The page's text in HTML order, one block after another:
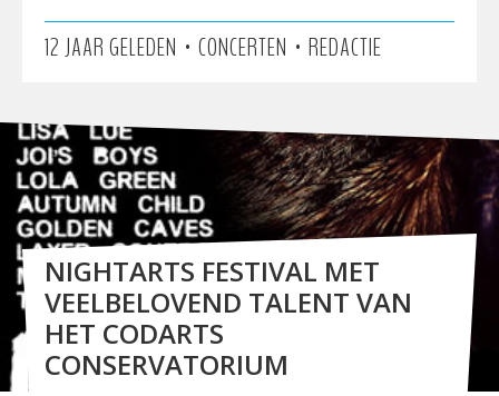
12 JAAR GELEDEN • CONCERTEN • REDACTIE
NIGHTARTS FESTIVAL MET
VEELBELOVEND TALENT VAN
HET CODARTS
CONSERVATORIUM